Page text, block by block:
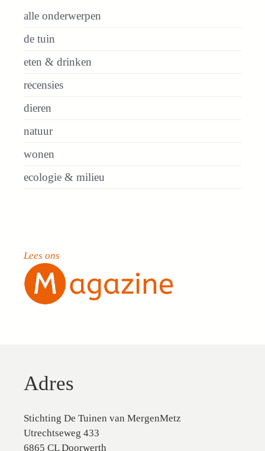
alle onderwerpen
de tuin
eten & drinken
recensies
dieren
natuur
wonen
ecologie & milieu
Lees ons
Adres
Stichting De Tuinen van MergenMetz
Utrechtseweg 433
6865 CL Doorwerth